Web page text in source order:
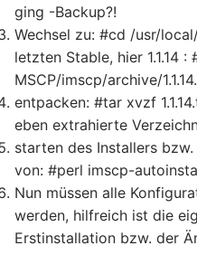
ging -Backup?!
Wechsel zu: #cd /usr/
letzten Stable, hier 1.1.14
MSCP/imscp/archive/
entpacken: #tar xvzf
eben extrahierte
starten des Installers
von: #perl imscp-
Nun müssen alle
werden, hilfreich ist die
Erstinstallation bzw. der